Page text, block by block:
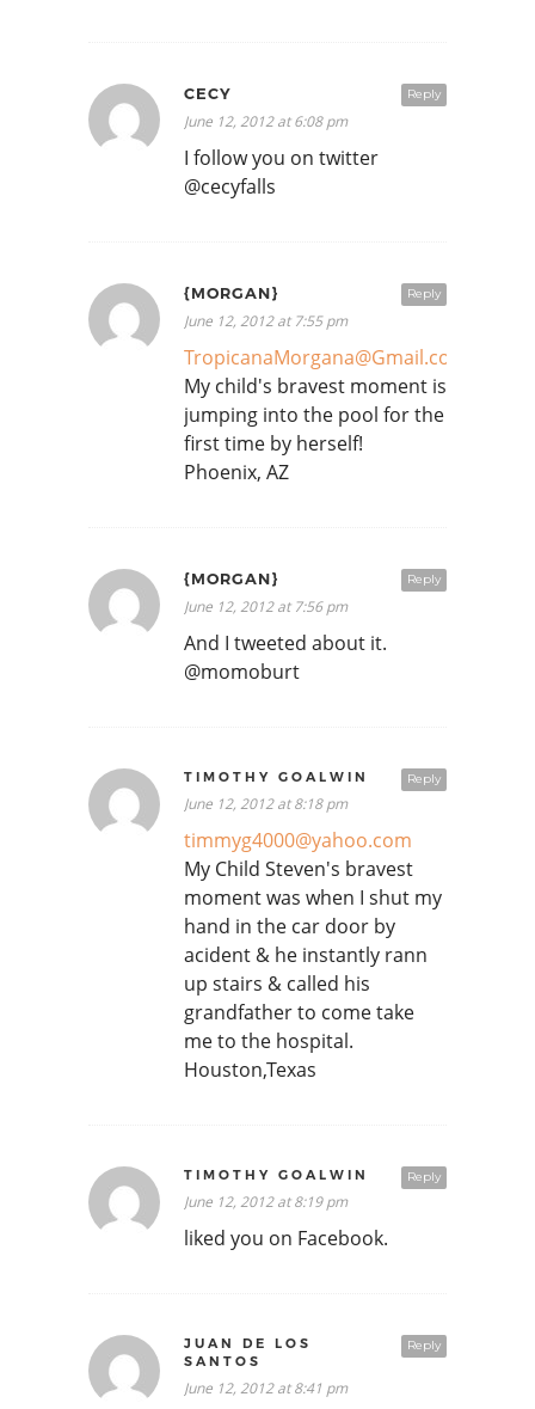
Reply
CECY
June 12, 2012 at 6:08 pm
I follow you on twitter
@cecyfalls
Reply
{MORGAN}
June 12, 2012 at 7:55 pm
TropicanaMorgana@Gmail.com
My child's bravest moment is
jumping into the pool for the
first time by herself!
Phoenix, AZ
Reply
{MORGAN}
June 12, 2012 at 7:56 pm
And I tweeted about it.
@momoburt
Reply
TIMOTHY GOALWIN
June 12, 2012 at 8:18 pm
timmyg4000@yahoo.com
My Child Steven's bravest
moment was when I shut my
hand in the car door by
acident & he instantly rann
up stairs & called his
grandfather to come take
me to the hospital.
Houston,Texas
Reply
TIMOTHY GOALWIN
June 12, 2012 at 8:19 pm
liked you on Facebook.
Reply
JUAN DE LOS
SANTOS
June 12, 2012 at 8:41 pm